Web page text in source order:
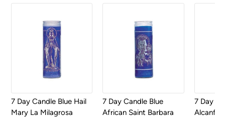
7 Day Candle Blue Hail
Mary La Milagrosa
7 Day Candle Blue
African Saint Barbara
7 Day
Alcanfor